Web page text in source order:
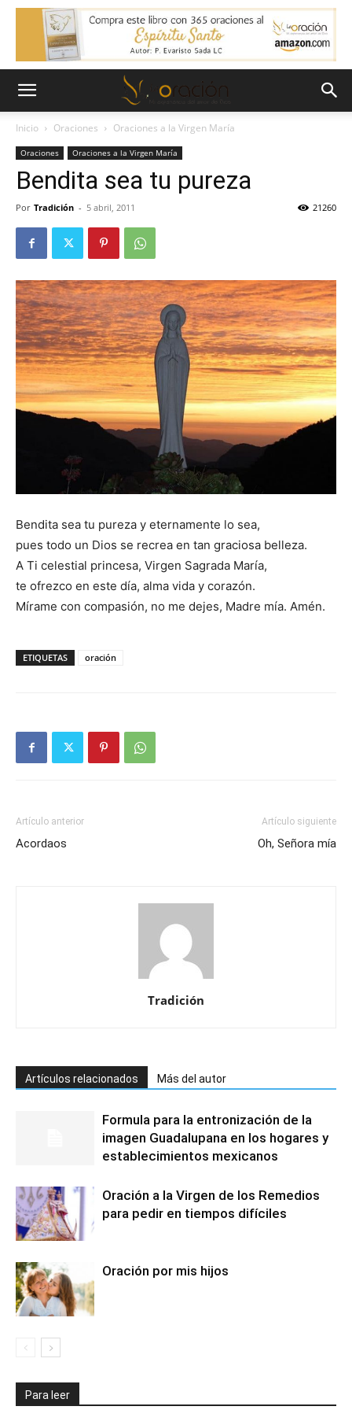
Inicio Oraciones Oraciones a la Virgen María
Oraciones Oraciones a la Virgen María
Bendita sea tu pureza
Por Tradición - 5 abril, 2011 21260
Bendita sea tu pureza y eternamente lo sea,
pues todo un Dios se recrea en tan graciosa belleza.
A Ti celestial princesa, Virgen Sagrada María,
te ofrezco en este día, alma vida y corazón.
Mírame con compasión, no me dejes, Madre mía. Amén.
ETIQUETAS oración
Artículo anterior
Acordaos
Artículo siguiente
Oh, Señora mía
Tradición
Artículos relacionados Más del autor
Formula para la entronización de la
imagen Guadalupana en los hogares y
establecimientos mexicanos
Oración a la Virgen de los Remedios
para pedir en tiempos difíciles
Oración por mis hijos
Para leer